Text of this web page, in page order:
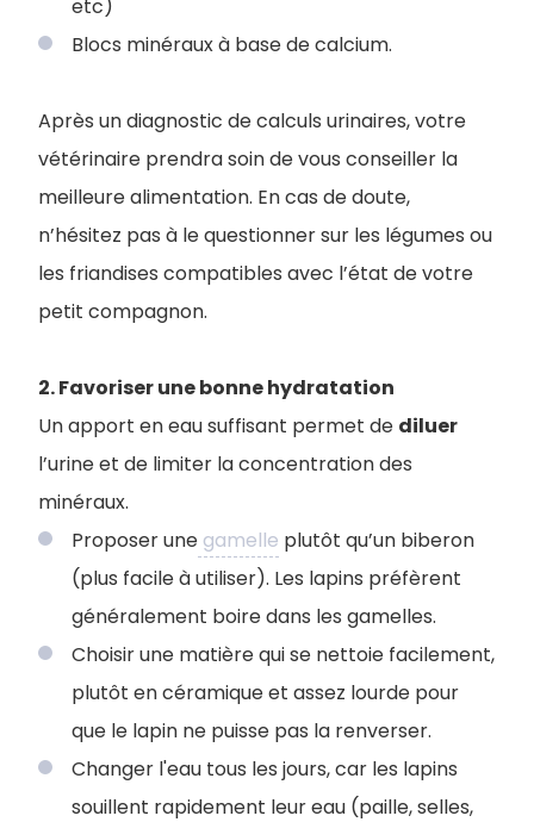
etc)
Blocs minéraux à base de calcium.
Après un diagnostic de calculs urinaires, votre
vétérinaire prendra soin de vous conseiller la
meilleure alimentation. En cas de doute,
n’hésitez pas à le questionner sur les légumes ou
les friandises compatibles avec l’état de votre
petit compagnon.
2. Favoriser une bonne hydratation
Un apport en eau suffisant permet de diluer
l’urine et de limiter la concentration des
minéraux.
Proposer une gamelle plutôt qu’un biberon
(plus facile à utiliser). Les lapins préfèrent
généralement boire dans les gamelles.
Choisir une matière qui se nettoie facilement,
plutôt en céramique et assez lourde pour
que le lapin ne puisse pas la renverser.
Changer l'eau tous les jours, car les lapins
souillent rapidement leur eau (paille, selles,